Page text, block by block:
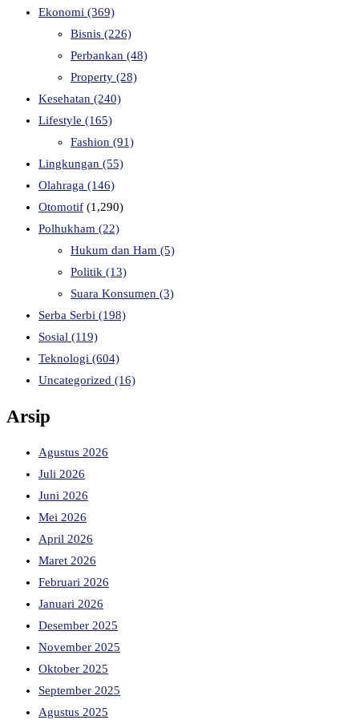
Ekonomi (369)
Bisnis (226)
Perbankan (48)
Property (28)
Kesehatan (240)
Lifestyle (165)
Fashion (91)
Lingkungan (55)
Olahraga (146)
Otomotif (1,290)
Polhukham (22)
Hukum dan Ham (5)
Politik (13)
Suara Konsumen (3)
Serba Serbi (198)
Sosial (119)
Teknologi (604)
Uncategorized (16)
Arsip
Agustus 2026
Juli 2026
Juni 2026
Mei 2026
April 2026
Maret 2026
Februari 2026
Januari 2026
Desember 2025
November 2025
Oktober 2025
September 2025
Agustus 2025